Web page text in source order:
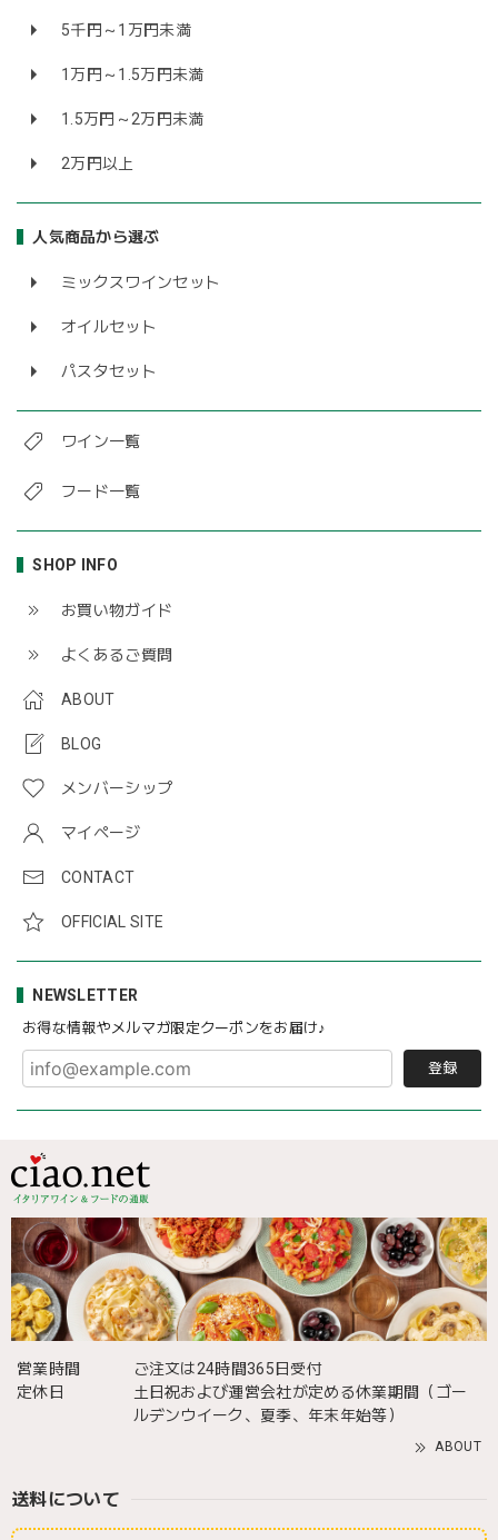
5千円～1万円未満
1万円～1.5万円未満
1.5万円～2万円未満
2万円以上
人気商品から選ぶ
ミックスワインセット
オイルセット
パスタセット
ワイン一覧
フード一覧
SHOP INFO
お買い物ガイド
よくあるご質問
ABOUT
BLOG
メンバーシップ
マイページ
CONTACT
OFFICIAL SITE
NEWSLETTER
お得な情報やメルマガ限定クーポンをお届け♪
登録
営業時間
ご注文は24時間365日受付
定休日
土日祝および運営会社が定める休業期間（ゴー
ルデンウイーク、夏季、年末年始等）
ABOUT
送料について